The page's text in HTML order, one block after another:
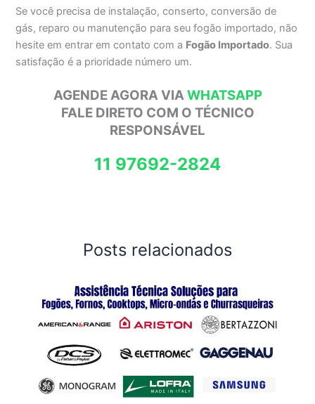
Se você precisa de instalação, conserto, conversão de
gás, reparo ou manutenção para seu fogão importado, não
hesite em entrar em contato com a Fogão Importado. Sua
satisfação é a prioridade número um.
AGENDE AGORA VIAWHATSAPP
FALE DIRETO COM O TÉCNICO
RESPONSÁVEL
11 97692-2824
Posts relacionados